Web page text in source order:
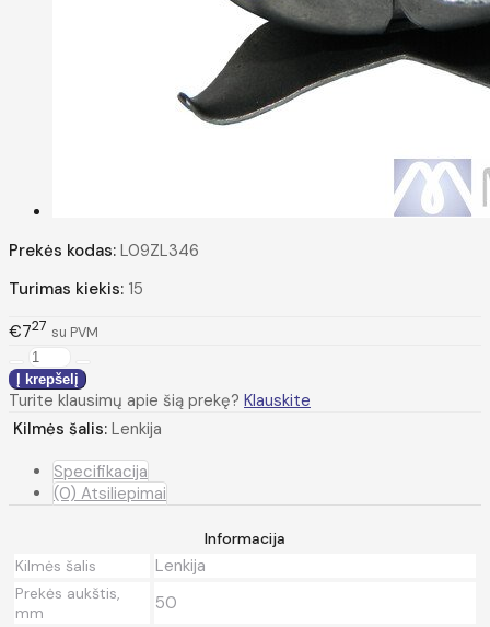
Prekės kodas: L09ZL346
Turimas kiekis: 15
€727 su PVM
Turite klausimų apie šią prekę? Klauskite
Kilmės šalis: Lenkija
Specifikacija
(0) Atsiliepimai
Informacija
Kilmės šalis
Lenkija
Prekės aukštis,
mm
50